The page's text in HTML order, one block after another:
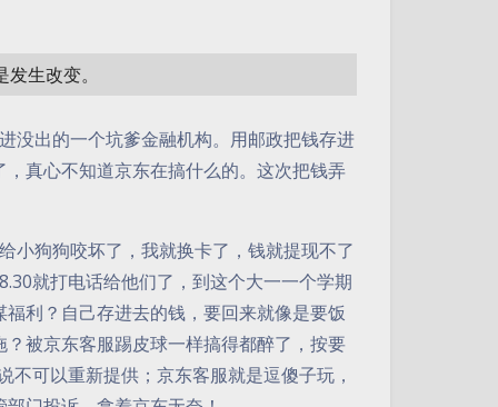
生改变。
没出的一个坑爹金融机构。 用邮政把钱存进
真心不知道京东在搞什么的。这次把钱弄
小狗狗咬坏了，我就换卡了，钱就提现不了
就打电话给他们了，到这个大一一个学期
利？自己存进去的钱，要回来就像是要饭
被京东客服踢皮球一样搞得都醉了，按要
可以重新提供；京东客服就是逗傻子玩，